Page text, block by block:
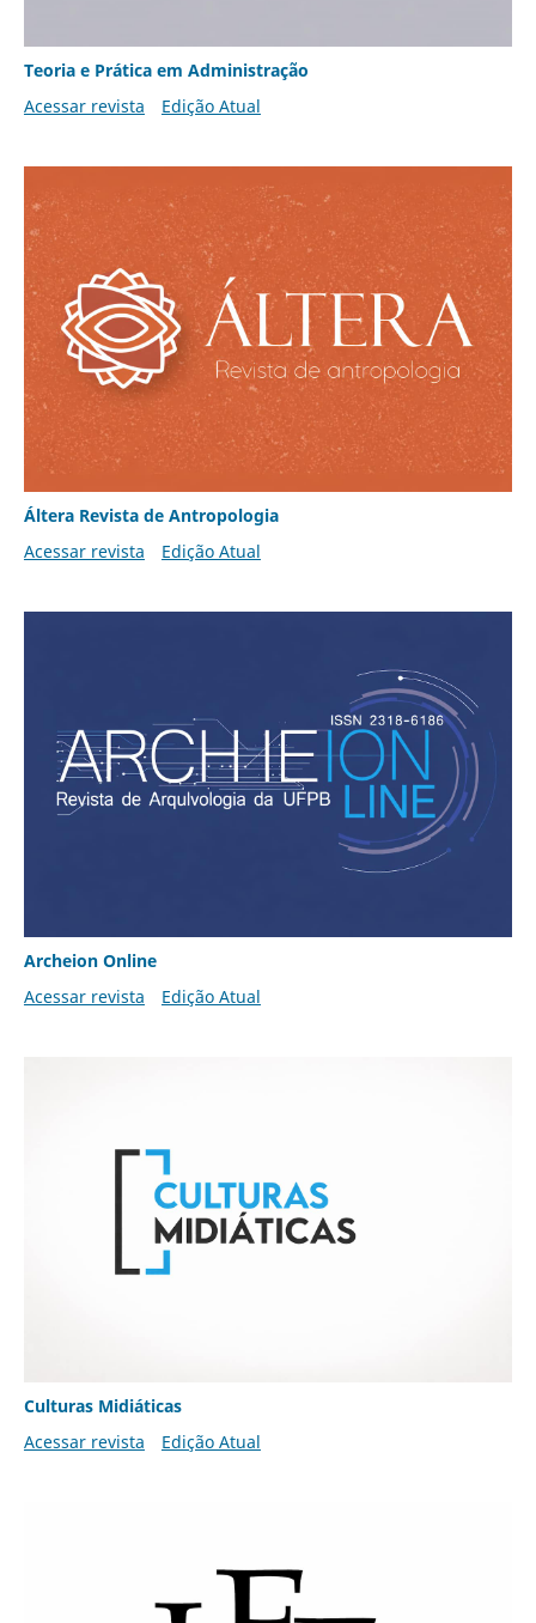
Teoria e Prática em Administração
Acessar revista
Edição Atual
Áltera Revista de Antropologia
Acessar revista
Edição Atual
Archeion Online
Acessar revista
Edição Atual
Culturas Midiáticas
Acessar revista
Edição Atual